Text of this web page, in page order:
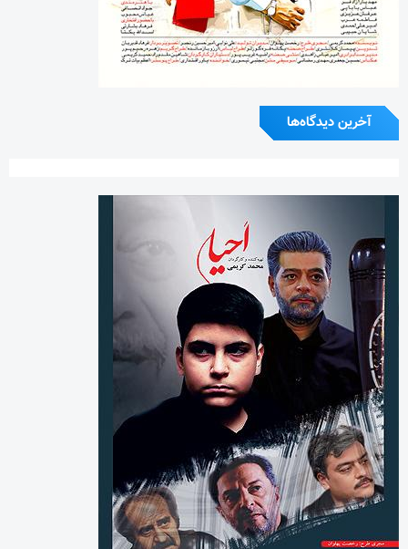
آخرین دیدگاه‌ها